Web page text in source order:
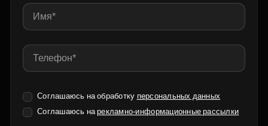
Соглашаюсь на обработку персональных данных
Соглашаюсь нарекламно-информационные рассылки